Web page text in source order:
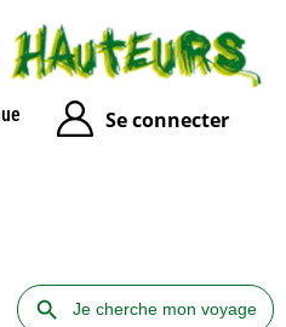
Se connecter
Search
for:
Search Button